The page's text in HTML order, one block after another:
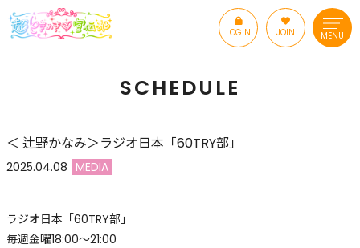
LOGIN JOIN MENU
SCHEDULE
＜ 辻野かなみ＞ラジオ日本「60TRY部」
2025.04.08 MEDIA
ラジオ日本「60TRY部」
毎週金曜18:00〜21:00